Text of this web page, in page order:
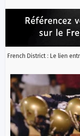
French District : Le lien